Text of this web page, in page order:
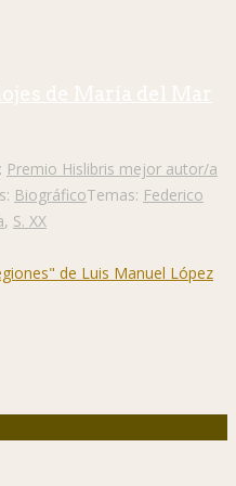
de María del Mar
Premio Hislibris mejor autor/a
BiográficoTemas: Federico
, S. XX